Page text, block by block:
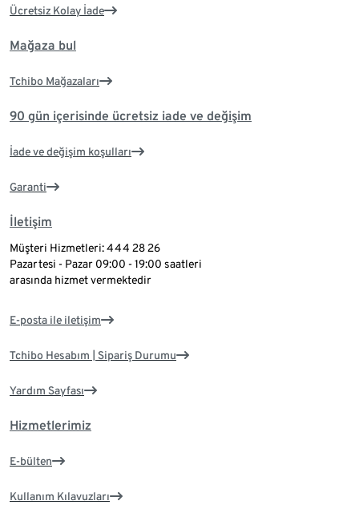
Ücretsiz Kolay İade
Mağaza bul
Tchibo Mağazaları
90 gün içerisinde ücretsiz iade ve değişim
İade ve değişim koşulları
Garanti
İletişim
Müşteri Hizmetleri: 444 28 26
Pazartesi - Pazar 09:00 - 19:00 saatleri
arasında hizmet vermektedir
E-posta ile iletişim
Tchibo Hesabım | Sipariş Durumu
Yardım Sayfası
Hizmetlerimiz
E-bülten
Kullanım Kılavuzları